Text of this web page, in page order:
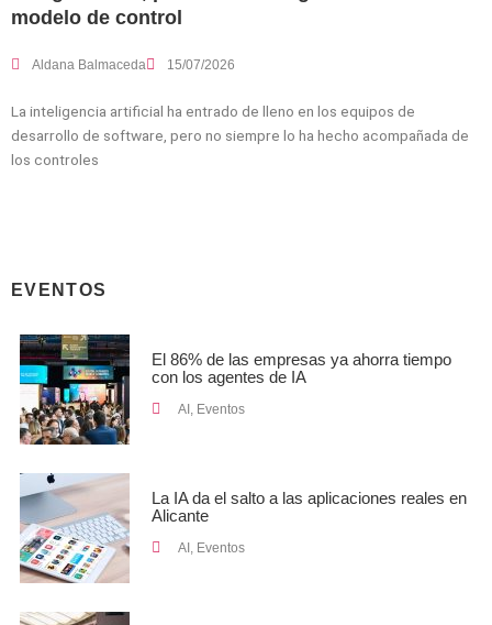
modelo de control
Aldana Balmaceda 15/07/2026
La inteligencia artificial ha entrado de lleno en los equipos de
desarrollo de software, pero no siempre lo ha hecho acompañada de
los controles
EVENTOS
El 86% de las empresas ya ahorra tiempo
con los agentes de IA
AI , Eventos
La IA da el salto a las aplicaciones reales en
Alicante
AI , Eventos